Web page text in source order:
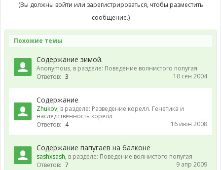
(Вы должны войти или зарегистрироваться, чтобы разместить
сообщение.)
Похожие темы
Содержание зимой.
Anonymous, в разделе: Поведение волнистого попугая
Ответов: 3 10 сен 2004
Содержание
Zhukov, в разделе: Разведение корелл. Генетика и
наследственность корелл
Ответов: 4 16 июн 2008
Содержание папугаев на балконе
sashxsash, в разделе: Поведение волнистого попугая
Ответов: 7 9 апр 2009